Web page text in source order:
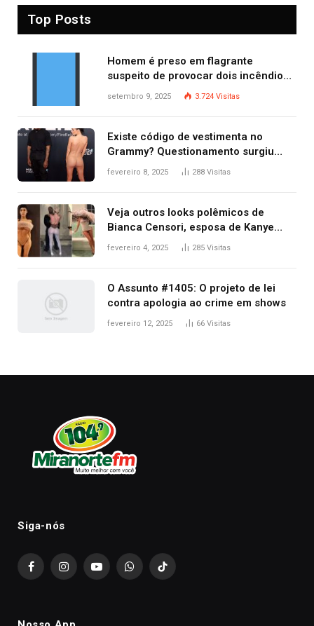
Top Posts
Homem é preso em flagrante
suspeito de provocar dois incêndios
criminosos no mesmo dia
setembro 9, 2025 3.724 Visitas
Existe código de vestimenta no
Grammy? Questionamento surgiu
após Bianca Censori, mulher de
fevereiro 8, 2025 288 Visitas
Veja outros looks polêmicos de
Bianca Censori, esposa de Kanye
West que apareceu nua no Grammy
fevereiro 4, 2025 285 Visitas
O Assunto #1405: O projeto de lei
contra apologia ao crime em shows
fevereiro 12, 2025 66 Visitas
Siga-nós
FacebookInstagramYouTubeWhatsAppTikTok